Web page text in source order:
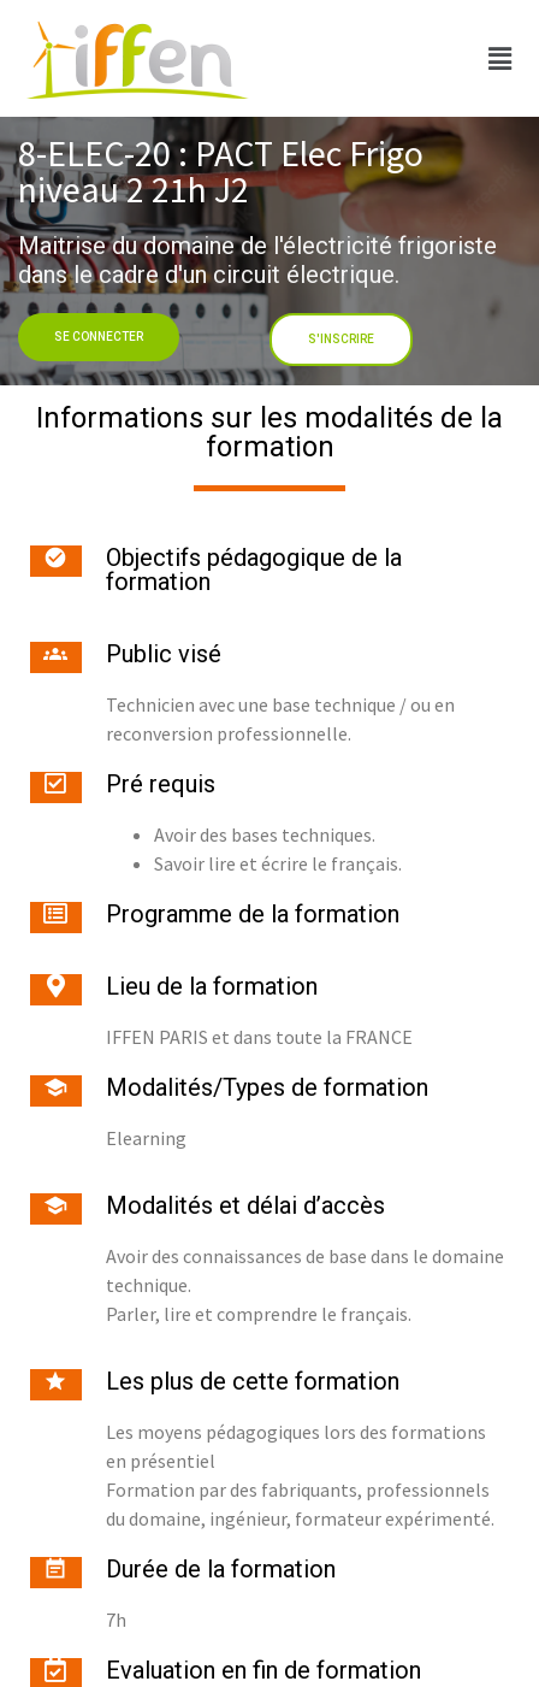
8-ELEC-20 : PACT Elec Frigo
niveau 2 21h J2
Maitrise du domaine de l'électricité frigoriste
dans le cadre d'un circuit électrique.
SE CONNECTER S'INSCRIRE
Informations sur les modalités de la
formation
Objectifs pédagogique de la
formation
Public visé
Technicien avec une base technique / ou en
reconversion professionnelle.
Pré requis
Avoir des bases techniques.
Savoir lire et écrire le français.
Programme de la formation
Lieu de la formation
IFFEN PARIS et dans toute la FRANCE
Modalités/Types de formation
Elearning
Modalités et délai d’accès
Avoir des connaissances de base dans le domaine
technique.
Parler, lire et comprendre le français.
Les plus de cette formation
Les moyens pédagogiques lors des formations
en présentiel
Formation par des fabriquants, professionnels
du domaine, ingénieur, formateur expérimenté.
Durée de la formation
7h
Evaluation en fin de formation